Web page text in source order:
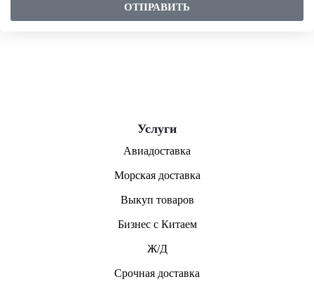
ОТПРАВИТЬ
Услуги
Авиадоставка
Морская доставка
Выкуп товаров
Бизнес с Китаем
Ж/Д
Срочная доставка